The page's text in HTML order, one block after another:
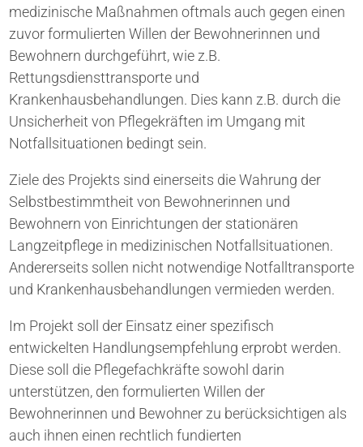
medizinische Maßnahmen oftmals auch gegen einen
zuvor formulierten Willen der Bewohnerinnen und
Bewohnern durchgeführt, wie z.B.
Rettungsdiensttransporte und
Krankenhausbehandlungen. Dies kann z.B. durch die
Unsicherheit von Pflegekräften im Umgang mit
Notfallsituationen bedingt sein.
Ziele des Projekts sind einerseits die Wahrung der
Selbstbestimmtheit von Bewohnerinnen und
Bewohnern von Einrichtungen der stationären
Langzeitpflege in medizinischen Notfallsituationen.
Andererseits sollen nicht notwendige Notfalltransporte
und Krankenhausbehandlungen vermieden werden.
Im Projekt soll der Einsatz einer spezifisch
entwickelten Handlungsempfehlung erprobt werden.
Diese soll die Pflegefachkräfte sowohl darin
unterstützen, den formulierten Willen der
Bewohnerinnen und Bewohner zu berücksichtigen als
auch ihnen einen rechtlich fundierten